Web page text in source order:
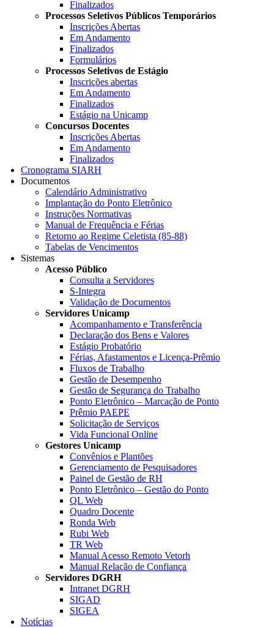
Finalizados
Processos Seletivos Públicos Temporários
Inscrições Abertas
Em Andamento
Finalizados
Formulários
Processos Seletivos de Estágio
Inscrições abertas
Em Andamento
Finalizados
Estágio na Unicamp
Concursos Docentes
Inscrições Abertas
Em Andamento
Finalizados
Cronograma SIARH
Documentos
Calendário Administrativo
Implantação do Ponto Eletrônico
Instruções Normativas
Manual de Frequência e Férias
Retorno ao Regime Celetista (85-88)
Tabelas de Vencimentos
Sistemas
Acesso Público
Consulta a Servidores
S-Integra
Validação de Documentos
Servidores Unicamp
Acompanhamento e Transferência
Declaração dos Bens e Valores
Estágio Probatório
Férias, Afastamentos e Licença-Prêmio
Fluxos de Trabalho
Gestão de Desempenho
Gestão de Segurança do Trabalho
Ponto Eletrônico – Marcação de Ponto
Prêmio PAEPE
Solicitação de Serviços
Vida Funcional Online
Gestores Unicamp
Convênios e Plantões
Gerenciamento de Pesquisadores
Painel de Gestão de RH
Ponto Eletrônico – Gestão do Ponto
QL Web
Quadro Docente
Ronda Web
Rubi Web
TR Web
Manual Acesso Remoto Vetorh
Manual Relação de Confiança
Servidores DGRH
Intranet DGRH
SIGAD
SIGEA
Notícias